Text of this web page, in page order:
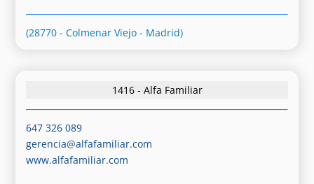
(28770 - Colmenar Viejo - Madrid)
1416 - Alfa Familiar
647 326 089
gerencia@alfafamiliar.com
www.alfafamiliar.com